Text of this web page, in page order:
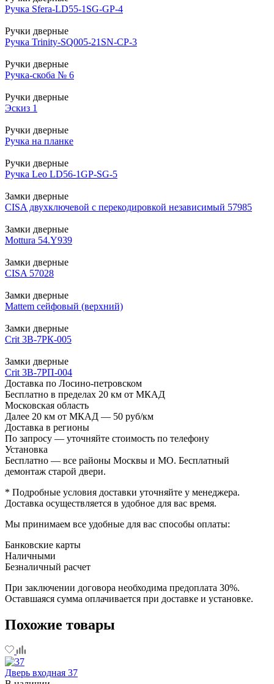
Ручка Sfera-LD55-1SG-GP-4
Ручки дверные
Ручка Trinity-SQ005-21SN-CP-3
Ручки дверные
Ручка-скоба № 6
Ручки дверные
Эскиз 1
Ручки дверные
Ручка на планке
Ручки дверные
Ручка Leo LD56-1GP-SG-5
Замки дверные
CISA двухключевой с перекодировкой независимый 57985
Замки дверные
Mottura 54.Y939
Замки дверные
CISA 57028
Замки дверные
Mattem сейфовый (верхний)
Замки дверные
Crit 3B-7РК-005
Замки дверные
Crit 3В-7РП-004
Доставка по Лосино-петровском
Бесплатно в пределах 20 км от МКАД
Московская область
Далее 20 км от МКАД — 50 руб/км
Доставка в регионы
По запросу — уточняйте стоимость по телефону
Установка
Бесплатно — все районы Москвы и МО. Бесплатный
демонтаж старой двери.
* Подробные условия доставки уточняйте у менеджера.
Доставка осуществляется в удобное для вас время.
Мы принимаем все удобные для вас способы оплаты:
Банковские карты
Наличными
Безналичный расчет
При заключении договора необходима предоплата 30%.
Оставшаяся сумма оплачивается при доставке и установке.
Похожие товары
Дверь входная 37